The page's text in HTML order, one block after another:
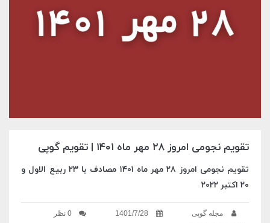
تقویم نجومی امروز ۲۸ مهر ماه ۱۴۰۱ | تقویم گوپی
تقویم نجومی امروز ۲۸ مهر ماه ۱۴۰۱ مصادف با ۲۳ ربیع الاول و
۲۰ اکتبر ۲۰۲۲
مجله گوپی 1401/7/28 0 نظر